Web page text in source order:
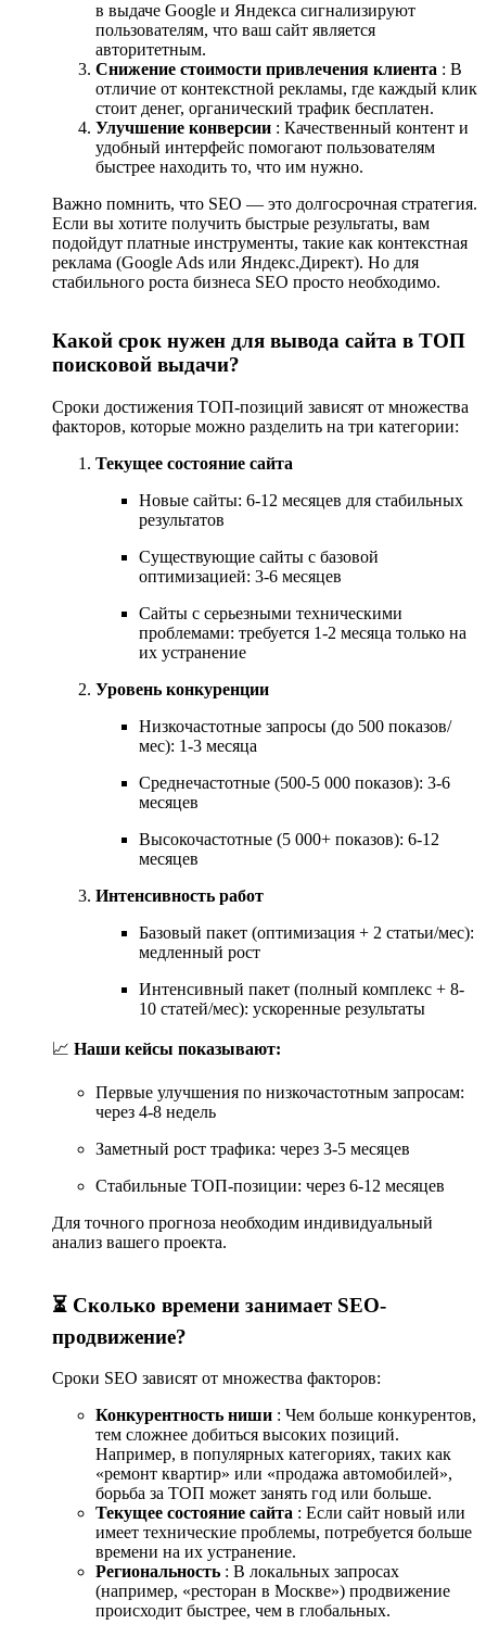
Мобильная версия— сайт должен корректно
отображаться на смартфонах.
SSL-сертификат— защищённое соединение (HTTPS).
Ускорение загрузки— сжатие изображений,
кеширование.
5. Работа с внешними факторами (ссылочное
продвижение)
Регистрация в Google My Business(для локального
SEO).
Размещение в каталогах(например,
Яндекс.Справочник, 2GIS).
Особенности продвижения в Гродно
Локальное SEO требует акцента на гео-запросах и работе с
отзывами:
Добавьтеконтакты, адрес, карту
Собирайте
положительные отзывы
Используйтелокальные СМИ и городские паблики
для упоминаний.
SEO продвижение в Google для Гродно — это комплексная
работа по оптимизации сайта, контента и внешних факторов.
поиска и привлекать больше клиентов. Если вам нужна
профессиональная помощь в SEO, обратитесь к специалистам,
которые знают особенности продвижения в вашем регионе.
Хотите занять топ Google в Гродно? Начните SEO-
в выдаче Google и Яндекса сигнализируют
пользователям, что ваш сайт является
авторитетным.
Снижение стоимости привлечения клиента : В
отличие от контекстной рекламы, где каждый клик
стоит денег, органический трафик бесплатен.
Улучшение конверсии : Качественный контент и
удобный интерфейс помогают пользователям
быстрее находить то, что им нужно.
Важно помнить, что SEO — это долгосрочная стратегия.
Если вы хотите получить быстрые результаты, вам
подойдут платные инструменты, такие как контекстная
реклама (Google Ads или Яндекс.Директ). Но для
стабильного роста бизнеса SEO просто необходимо.
Какой срок нужен для вывода сайта в ТОП
поисковой выдачи?
Сроки достижения ТОП-позиций зависят от множества
факторов, которые можно разделить на три категории:
Текущее состояние сайта
Новые сайты: 6-12 месяцев для стабильных
результатов
Существующие сайты с базовой
оптимизацией: 3-6 месяцев
Сайты с серьезными техническими
проблемами: требуется 1-2 месяца только на
их устранение
Уровень конкуренции
Низкочастотные запросы (до 500 показов/
мес): 1-3 месяца
Среднечастотные (500-5 000 показов): 3-6
месяцев
Высокочастотные (5 000+ показов): 6-12
месяцев
Интенсивность работ
Базовый пакет (оптимизация + 2 статьи/мес):
медленный рост
Интенсивный пакет (полный комплекс + 8-
10 статей/мес): ускоренные результаты
📈 Наши кейсы показывают:
Первые улучшения по низкочастотным запросам:
через 4-8 недель
Заметный рост трафика: через 3-5 месяцев
Стабильные ТОП-позиции: через 6-12 месяцев
Для точного прогноза необходим индивидуальный
анализ вашего проекта.
⏳ Сколько времени занимает SEO-
продвижение?
Сроки SEO зависят от множества факторов:
Конкурентность ниши : Чем больше конкурентов,
тем сложнее добиться высоких позиций.
Например, в популярных категориях, таких как
«ремонт квартир» или «продажа автомобилей»,
борьба за ТОП может занять год или больше.
Текущее состояние сайта : Если сайт новый или
имеет технические проблемы, потребуется больше
времени на их устранение.
Региональность : В локальных запросах
(например, «ресторан в Москве») продвижение
происходит быстрее, чем в глобальных.